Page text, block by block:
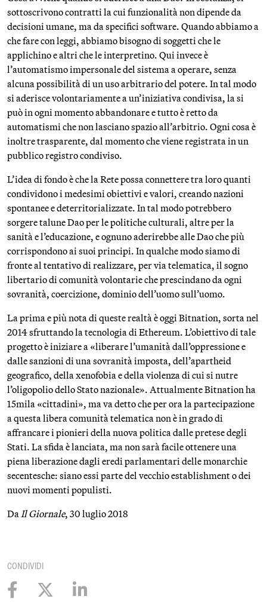
sottoscrivono contratti la cui funzionalità non dipende da
decisioni umane, ma da specifici software. Quando abbiamo a
che fare con leggi, abbiamo bisogno di soggetti che le
applichino e altri che le interpretino. Qui invece è
l’automatismo impersonale del sistema a operare, senza
alcuna possibilità di un uso arbitrario del potere. In tal modo
si aderisce volontariamente a un’iniziativa condivisa, la si
può in ogni momento abbandonare e tutto è retto da
automatismi che non lasciano spazio all’arbitrio. Ogni cosa è
inoltre trasparente, dal momento che viene registrata in un
pubblico registro condiviso.
L’idea di fondo è che la Rete possa connettere tra loro quanti
condividono i medesimi obiettivi e valori, creando nazioni
spontanee e deterritorializzate. In tal modo potrebbero
sorgere talune Dao per le politiche culturali, altre per la
sanità e l’educazione, e ognuno aderirebbe alle Dao che più
corrispondono ai suoi principi. In qualche modo siamo di
fronte al tentativo di realizzare, per via telematica, il sogno
libertario di comunità volontarie che prescindano da ogni
sovranità, coercizione, dominio dell’uomo sull’uomo.
La prima e più nota di queste realtà è oggi Bitnation, sorta nel
2014 sfruttando la tecnologia di Ethereum. L’obiettivo di tale
progetto è iniziare a «liberare l’umanità dall’oppressione e
dalle sanzioni di una sovranità imposta, dell’apartheid
geografico, della xenofobia e della violenza di cui si nutre
l’oligopolio dello Stato nazionale». Attualmente Bitnation ha
15mila «cittadini», ma va detto che per ora la partecipazione
a questa libera comunità telematica non è in grado di
affrancare i pionieri della nuova politica dalle pretese degli
Stati. La sfida è lanciata, ma non sarà facile ottenere una
piena liberazione dagli eredi parlamentari delle monarchie
secentesche: siano essi parte del vecchio establishment o dei
nuovi momenti populisti.
DaIl Giornale, 30 luglio 2018
CONDIVIDI